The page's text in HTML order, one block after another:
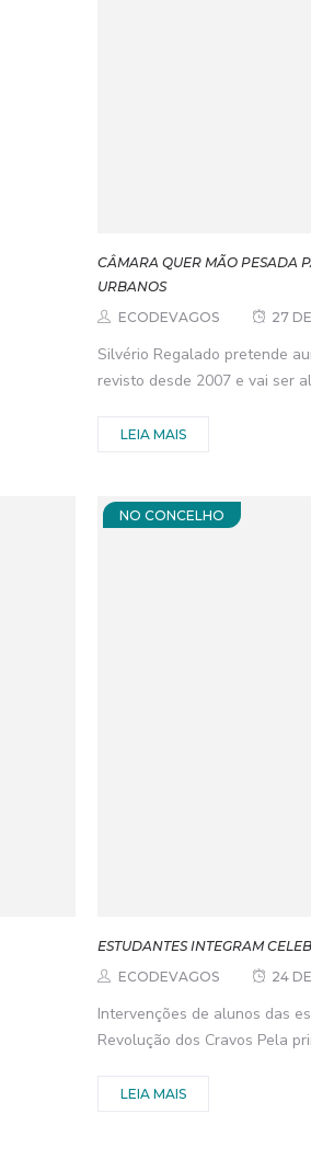
CÂMARA QUER MÃO PESADA
URBANOS
ECODEVAGOS
27
Silvério Regalado pretende
revisto desde 2007 e vai ser
LEIA MAIS
NO CONCELHO
ESTUDANTES INTEGRAM
ECODEVAGOS
24
Intervenções de alunos das
Revolução dos Cravos Pela
LEIA MAIS